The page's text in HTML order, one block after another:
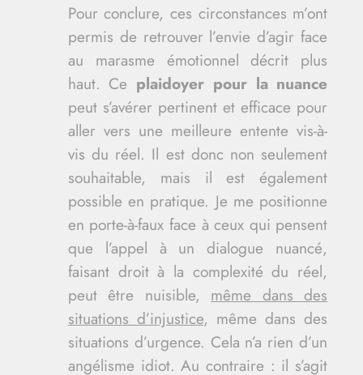
Pour conclure, ces circonstances m’ont
permis de retrouver l’envie d’agir face
au marasme émotionnel décrit plus
haut. Ce plaidoyer pour la nuance
peut s’avérer pertinent et efficace pour
aller vers une meilleure entente vis-à-
vis du réel. Il est donc non seulement
souhaitable, mais il est également
possible en pratique. Je me positionne
en porte-à-faux face à ceux qui pensent
que l’appel à un dialogue nuancé,
faisant droit à la complexité du réel,
peut être nuisible, même dans des
situations d’injustice, même dans des
situations d’urgence. Cela n’a rien d’un
angélisme idiot. Au contraire : il s’agit